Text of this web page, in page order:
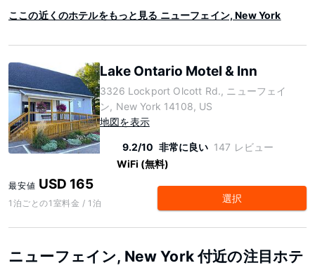
ここの近くのホテルをもっと見る ニューフェイン, New York
Lake Ontario Motel & Inn
3326 Lockport Olcott Rd., ニューフェイ
ン, New York 14108, US
地図を表示
9.2/10 非常に良い 147 レビュー
WiFi (無料)
最安値 USD 165
1泊ごとの1室料金 / 1泊 選択
ニューフェイン, New York 付近の注目ホテ